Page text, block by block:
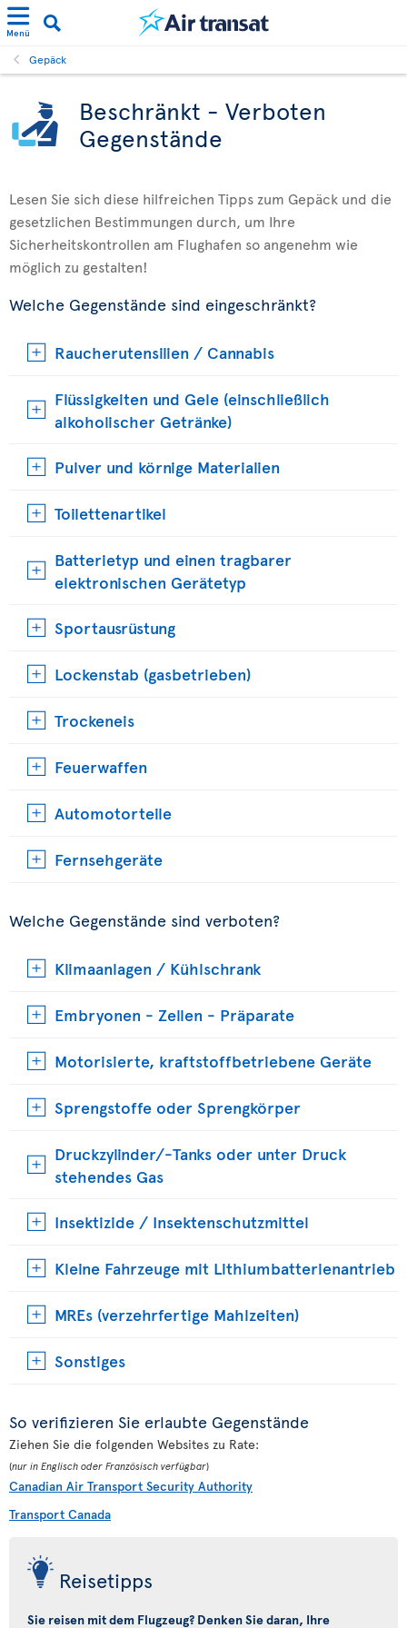
Menü
Gepäck
Beschränkt - Verboten
Gegenstände
Lesen Sie sich diese hilfreichen Tipps zum Gepäck und die
gesetzlichen Bestimmungen durch, um Ihre
Sicherheitskontrollen am Flughafen so angenehm wie
möglich zu gestalten!
Welche Gegenstände sind eingeschränkt?
Raucherutensilien / Cannabis
Flüssigkeiten und Gele (einschließlich
alkoholischer Getränke)
Pulver und körnige Materialien
Toilettenartikel
Batterietyp und einen tragbarer
elektronischen Gerätetyp
Sportausrüstung
Lockenstab (gasbetrieben)
Trockeneis
Feuerwaffen
Automotorteile
Fernsehgeräte
Welche Gegenstände sind verboten?
Klimaanlagen / Kühlschrank
Embryonen - Zellen - Präparate
Motorisierte, kraftstoffbetriebene Geräte
Sprengstoffe oder Sprengkörper
Druckzylinder/-Tanks oder unter Druck
stehendes Gas
Insektizide / Insektenschutzmittel
Kleine Fahrzeuge mit Lithiumbatterienantrieb
MREs (verzehrfertige Mahlzeiten)
Sonstiges
So verifizieren Sie erlaubte Gegenstände
Ziehen Sie die folgenden Websites zu Rate:
(nur in Englisch oder Französisch verfügbar)
Canadian Air Transport Security Authority
Transport Canada
Reisetipps
Sie reisen mit dem Flugzeug? Denken Sie daran, Ihre